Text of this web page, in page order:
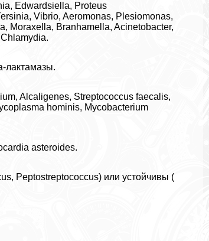
Edwardsiella, Proteus
Vibrio, Aeromonas, Рlesiomonas,
Moraxella, Branhamella, Acinetobacter,
лактамазы.
Alcaligenes, Streptococcus faecalis,
hominis, Mycobaсterium
asteroides.
Peptostreptococcus) или устойчивы (